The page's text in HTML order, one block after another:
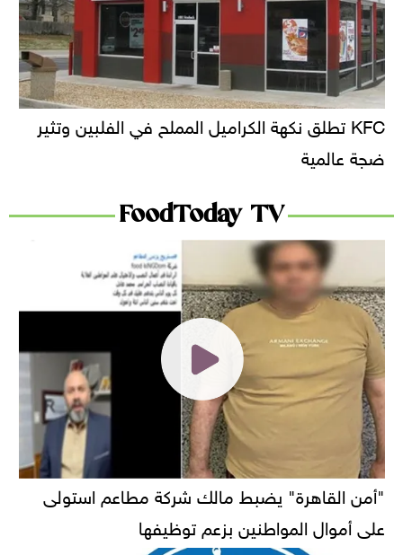
KFC تطلق نكهة الكراميل المملح في الفلبين وتثير
ضجة عالمية
FoodToday TV
"أمن القاهرة" يضبط مالك شركة مطاعم استولى
على أموال المواطنين بزعم توظيفها